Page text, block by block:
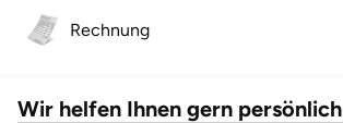
Rechnung
Wir helfen Ihnen gern persönlich